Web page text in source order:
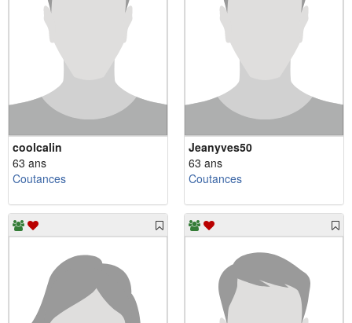
coolcalin
63 ans
Coutances
Jeanyves50
63 ans
Coutances